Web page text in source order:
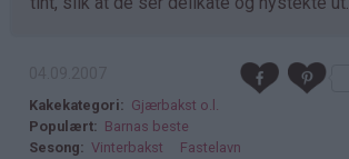
Kakekategori
Gjærbakst o.l.
Populært
Barnas beste
Sesong
Vinterbakst
Fastelavn